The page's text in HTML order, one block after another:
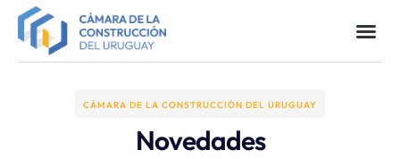
CÁMARA DE LA CONSTRUCCIÓN DEL URUGUAY
Novedades